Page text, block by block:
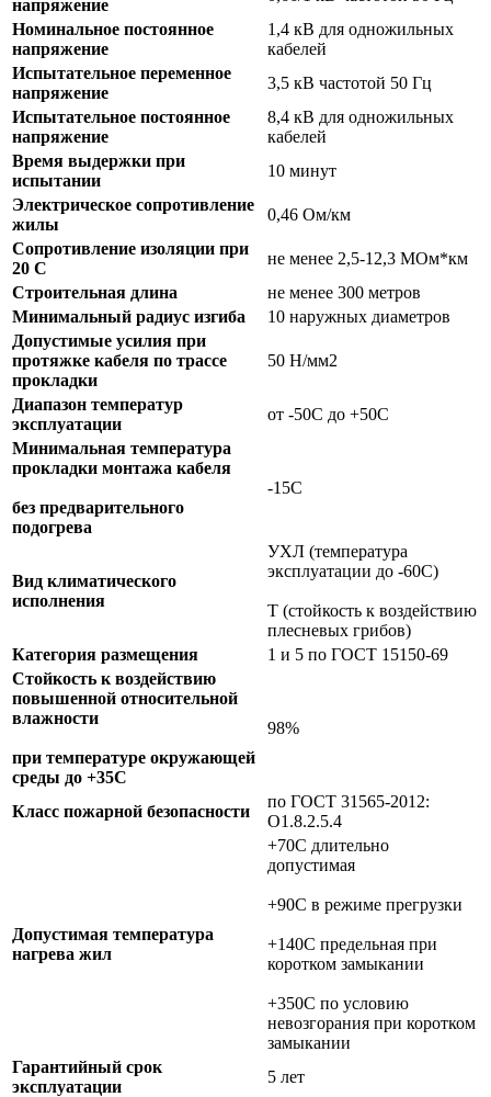
напряжение
Номинальное постоянное
напряжение
1,4 кВ для одножильных
кабелей
Испытательное переменное
напряжение
3,5 кВ частотой 50 Гц
Испытательное постоянное
напряжение
8,4 кВ для одножильных
кабелей
Время выдержки при
испытании
10 минут
Электрическое сопротивление
жилы
0,46 Ом/км
Сопротивление изоляции при
20 С
не менее 2,5-12,3 МОм*км
Строительная длина
не менее 300 метров
Минимальный радиус изгиба
10 наружных диаметров
Допустимые усилия при
протяжке кабеля по трассе
прокладки
50 Н/мм2
Диапазон температур
эксплуатации
от -50С до +50С
Минимальная температура
прокладки монтажа кабеля
без предварительного
подогрева
-15С
Вид климатического
исполнения
УХЛ (температура
эксплуатации до -60С)
Т (стойкость к воздействию
плесневых грибов)
Категория размещения
1 и 5 по ГОСТ 15150-69
Стойкость к воздействию
повышенной относительной
влажности
при температуре окружающей
среды до +35С
98%
Класс пожарной безопасности
по ГОСТ 31565-2012:
О1.8.2.5.4
Допустимая температура
нагрева жил
+70C длительно
допустимая
+90C в режиме прегрузки
+140C предельная при
коротком замыкании
+350C по условию
невозгорания при коротком
замыкании
Гарантийный срок
эксплуатации
5 лет